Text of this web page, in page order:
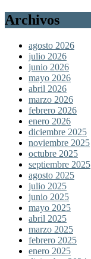
Archivos
agosto 2026
julio 2026
junio 2026
mayo 2026
abril 2026
marzo 2026
febrero 2026
enero 2026
diciembre 2025
noviembre 2025
octubre 2025
septiembre 2025
agosto 2025
julio 2025
junio 2025
mayo 2025
abril 2025
marzo 2025
febrero 2025
enero 2025